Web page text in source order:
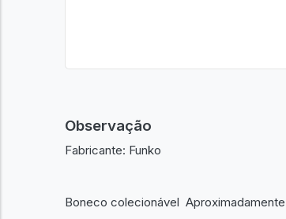
Observação
Fabricante: Funko
Boneco colecionável